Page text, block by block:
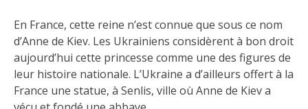
En France, cette reine n’est connue que sous ce nom
d’Anne de Kiev. Les Ukrainiens considèrent à bon droit
aujourd’hui cette princesse comme une des figures de
leur histoire nationale. L’Ukraine a d’ailleurs offert à la
France une statue, à Senlis, ville où Anne de Kiev a